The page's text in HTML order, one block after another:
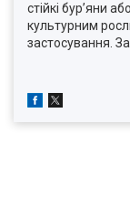
стійкі бур’яни
культурним
застосування.